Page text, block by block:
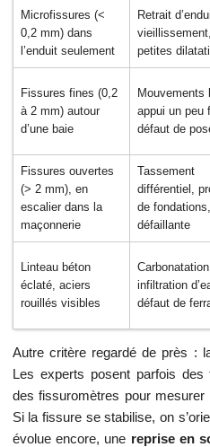
Microfissures (<
0,2 mm) dans
l’enduit seulement
Retrait
vieillissement,
petites
Fissures fines (0,2
à 2 mm) autour
d’une baie
Mouvements
appui un peu
défaut de
Fissures ouvertes
(> 2 mm), en
escalier dans la
maçonnerie
Tassement
différentiel,
de
défaillante
Linteau béton
éclaté, aciers
rouillés visibles
infiltration
défaut de
Autre critère regardé de près :
Les experts posent parfois
des fissuromètres pour mesurer
Si la fissure se stabilise, on
évolue encore, une reprise en